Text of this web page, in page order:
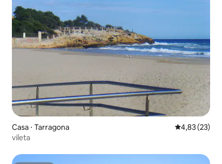
Casa ⋅ Tarragona 4,83 de uma
4,83 (23)
vileta